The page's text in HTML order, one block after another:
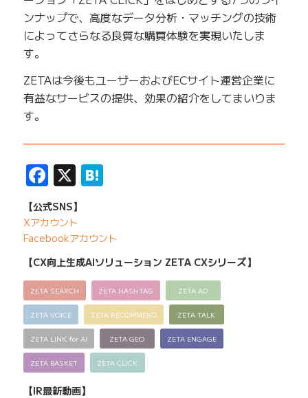
ンナップで、高度なデータ分析・マッチングの技術
によってさらなる良質な購買体験を実現いたしま
す。
ZETAは今後もユーザーおよびECサイト運営企業に
有益なサービスの提供、効果の紹介をしてまいりま
す。
Facebook
X Hatena
【公式SNS】
Xアカウント
Facebookアカウント
【CX向上生成AIソリューション ZETA CXシリーズ】
ZETA SEARCH ZETA HASHTAG ZETA AD
ZETA VOICE ZETA RECOMMEND ZETA TALK
ZETA LINK for AI ZETA GEO ZETA ENGAGE
ZETA BASKET ZETA CLICK
【IR最新動画】